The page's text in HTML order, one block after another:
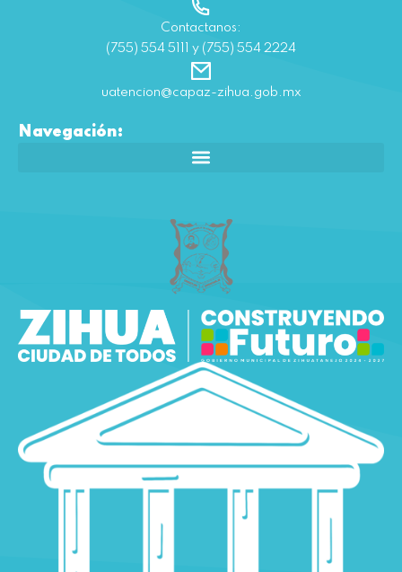
Contactanos:
(755) 554 5111 y (755) 554 2224
uatencion@capaz-zihua.gob.mx
Navegación: